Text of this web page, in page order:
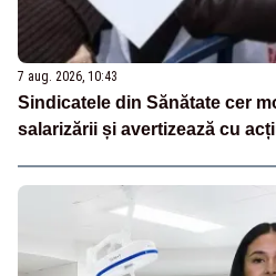
7 aug. 2026, 10:43
Sindicatele din Sănătate cer
salarizării și avertizează cu